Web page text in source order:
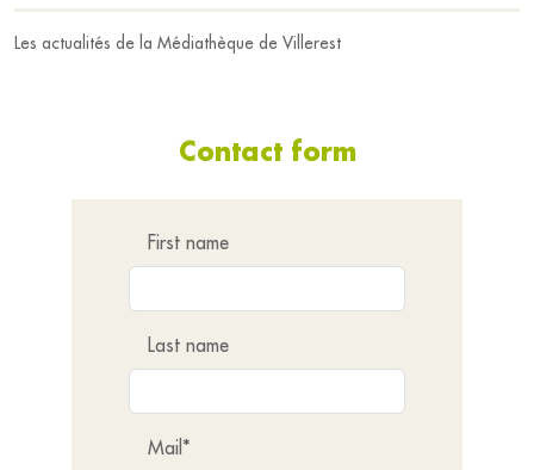
Les actualités de la Médiathèque de Villerest
Contact form
First name
Last name
Mail*